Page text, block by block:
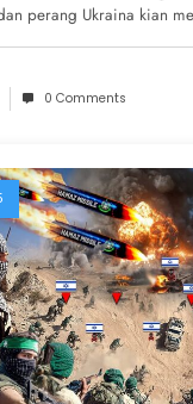
perang Ukraina kian
0 Comments